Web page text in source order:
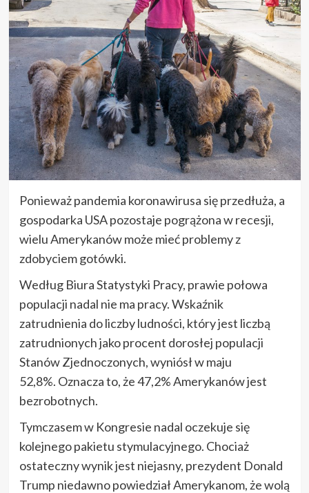
Ponieważ pandemia koronawirusa się przedłuża, a
gospodarka USA pozostaje pogrążona w recesji,
wielu Amerykanów może mieć problemy z
zdobyciem gotówki.
Według Biura Statystyki Pracy, prawie połowa
populacji nadal nie ma pracy. Wskaźnik
zatrudnienia do liczby ludności, który jest liczbą
zatrudnionych jako procent dorosłej populacji
Stanów Zjednoczonych, wyniósł w maju
52,8%. Oznacza to, że 47,2% Amerykanów jest
bezrobotnych.
Tymczasem w Kongresie nadal oczekuje się
kolejnego pakietu stymulacyjnego. Chociaż
ostateczny wynik jest niejasny, prezydent Donald
Trump niedawno powiedział Amerykanom, że wolą